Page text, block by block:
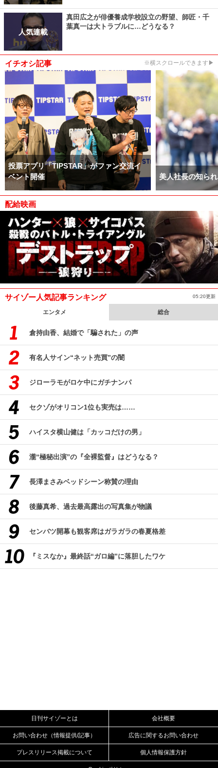
人気連載
真田広之が俳優養成学校設立の野望、師匠・千
葉真一は大トラブルに…どうなる？
イチオシ記事 ※横スクロールできます▶
投票アプリ「TIPSTAR」がファン交流イ
ベント開催
美人社長の知ら
配給映画
サイゾー人気記事ランキング 05:20更新
エンタメ 総合
倉持由香、結婚で「騙された」の声
有名人サイン“ネット売買”の闇
ジローラモがロケ中にガチナンパ
セクゾがオリコン1位も実売は……
ハイスタ横山健は「カッコだけの男」
瀧“極秘出演”の『全裸監督』はどうなる？
長澤まさみベッドシーン称賛の理由
後藤真希、過去最高露出の写真集が物議
センバツ開幕も観客席はガラガラの春夏格差
『ミスなか』最終話“ガロ編”に落胆したワケ
日刊サイゾーとは 会社概要
お問い合わせ（情報提供/記事） 広告に関するお問い合わせ
プレスリリース掲載について 個人情報保護方針